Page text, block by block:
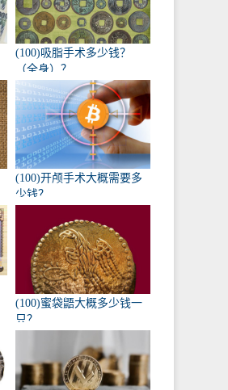
(100)吸脂手术多少钱？
（全身）？
(100)开颅手术大概需要多
少钱？
(100)蜜袋鼯大概多少钱一
只？